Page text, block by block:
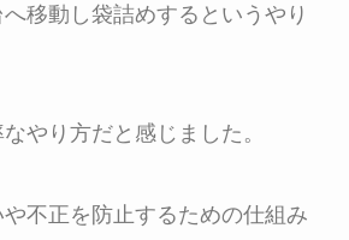
移動し袋詰めするというやり
やり方だと感じました。
不正を防止するための仕組み